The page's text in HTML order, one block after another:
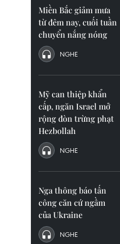
Miền Bắc giảm mưa
từ đêm nay, cuối tuần
chuyển nắng nóng
NGHE
Mỹ can thiệp khẩn
cấp, ngăn Israel mở
rộng đòn trừng phạt
Hezbollah
NGHE
Nga thông báo tấn
công căn cứ ngầm
của Ukraine
NGHE